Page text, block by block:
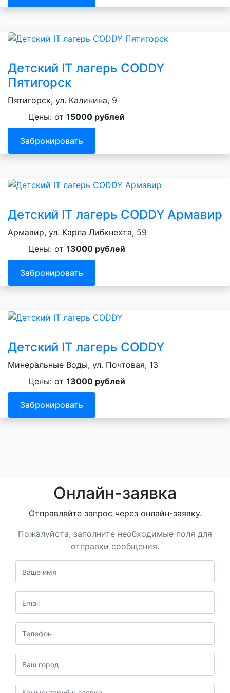
Детский IT лагерь CODDY
Пятигорск
Пятигорск, ул. Калинина, 9
Цены: от 15000 рублей
Забронировать
Детский IT лагерь CODDY Армавир
Армавир, ул. Карла Либкнехта, 59
Цены: от 13000 рублей
Забронировать
Детский IT лагерь CODDY
Минеральные Воды, ул. Почтовая, 13
Цены: от 13000 рублей
Забронировать
Онлайн-заявка
Отправляйте запрос через онлайн-заявку.
Пожалуйста, заполните необходимые поля для
отправки сообщения.